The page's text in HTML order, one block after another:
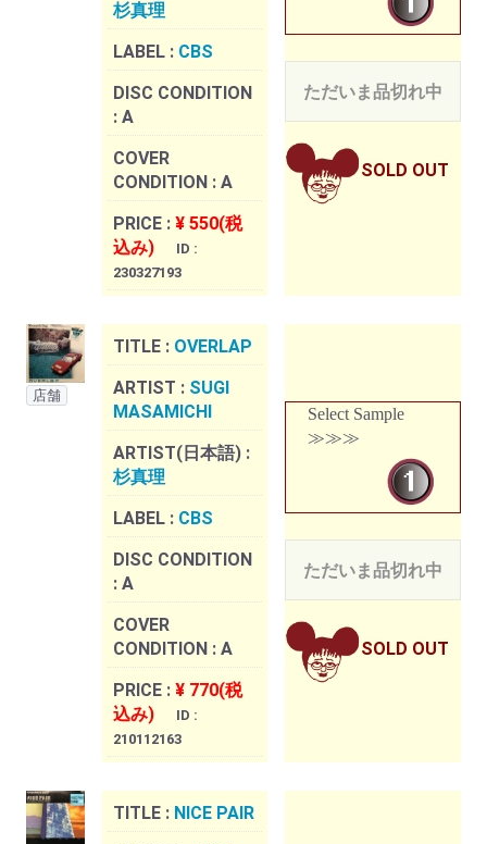
杉真理
LABEL : CBS
DISC CONDITION
: A
COVER
CONDITION : A
PRICE : ¥ 550(税
込み)
ID :
230327193
ただいま品切れ中
SOLD OUT
店舗
TITLE : OVERLAP
ARTIST : SUGI
MASAMICHI
ARTIST(日本語) :
杉真理
LABEL : CBS
DISC CONDITION
: A
COVER
CONDITION : A
PRICE : ¥ 770(税
込み)
ID :
210112163
Select Sample
≫≫≫
ただいま品切れ中
SOLD OUT
TITLE : NICE PAIR